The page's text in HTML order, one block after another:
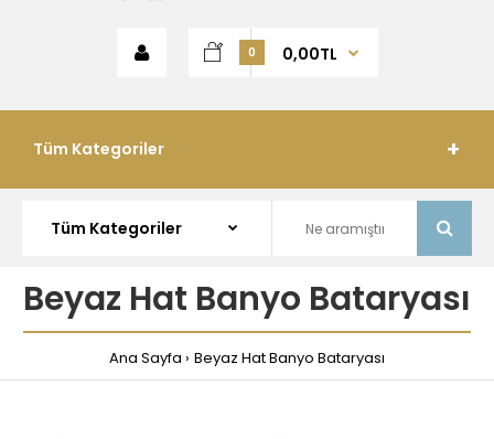
0 0,00TL
Tüm Kategoriler
Beyaz Hat Banyo Bataryası
Ana Sayfa Beyaz Hat Banyo Bataryası